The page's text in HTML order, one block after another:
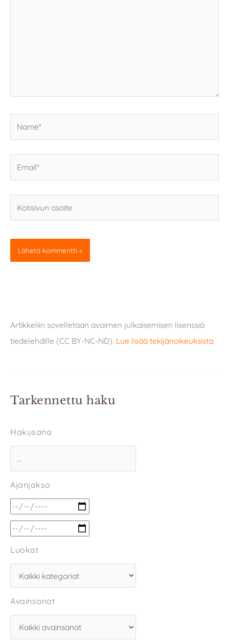
osoite
Artikkeliin sovelletaan avoimen julkaisemisen lisenssiä
tiedelehdille (CC BY-NC-ND). Lue lisää tekijänoikeuksista.
Tarkennettu haku
Hakusana
Ajanjakso
Luokat
Avainsanat